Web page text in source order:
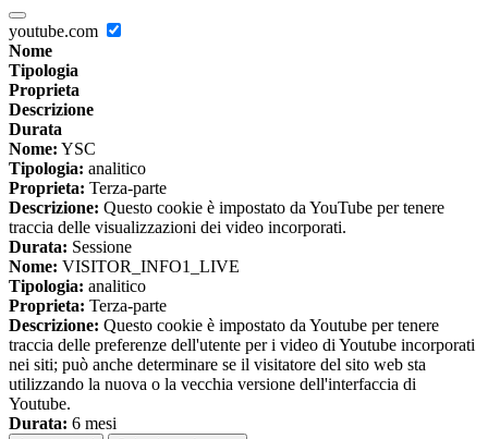
youtube.com
Nome
Tipologia
Proprieta
Descrizione
Durata
Nome: YSC
Tipologia: analitico
Proprieta: Terza-parte
Descrizione: Questo cookie è impostato da YouTube per tenere
traccia delle visualizzazioni dei video incorporati.
Durata: Sessione
Nome: VISITOR_INFO1_LIVE
Tipologia: analitico
Proprieta: Terza-parte
Descrizione: Questo cookie è impostato da Youtube per tenere
traccia delle preferenze dell'utente per i video di Youtube incorporati
nei siti; può anche determinare se il visitatore del sito web sta
utilizzando la nuova o la vecchia versione dell'interfaccia di
Youtube.
Durata: 6 mesi